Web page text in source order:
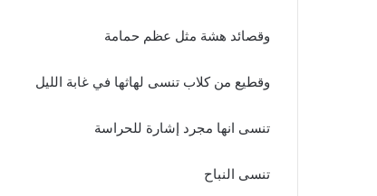
وقصائد هشة مثل عظم حمامة
وقطيع من كلاب تنسى لهاثها في غابة الليل
تنسى انها مجرد إشارة للحراسة
تنسى النباح